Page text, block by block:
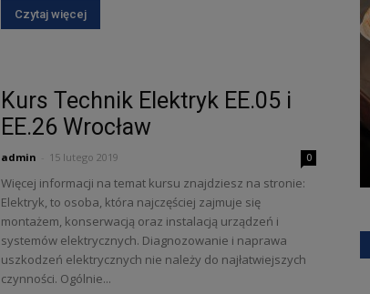
Czytaj więcej
Kurs Technik Elektryk EE.05 i
EE.26 Wrocław
admin 15 lutego 2019 0
Więcej informacji na temat kursu znajdziesz na stronie:
Elektryk, to osoba, która najczęściej zajmuje się
montażem, konserwacją oraz instalacją urządzeń i
systemów elektrycznych. Diagnozowanie i naprawa
uszkodzeń elektrycznych nie należy do najłatwiejszych
czynności. Ogólnie...